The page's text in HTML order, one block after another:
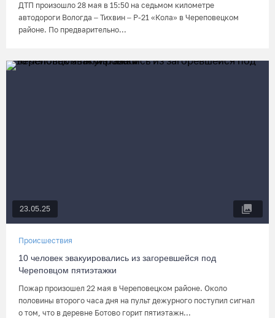
ДТП произошло 28 мая в 15:50 на седьмом километре
автодороги Вологда – Тихвин – Р-21 «Кола» в Череповецком
районе. По предварительно...
23.05.25
Происшествия
10 человек эвакуировались из загоревшейся под
Череповцом пятиэтажки
Пожар произошел 22 мая в Череповецком районе. Около
половины второго часа дня на пульт дежурного поступил сигнал
о том, что в деревне Ботово горит пятиэтажн...